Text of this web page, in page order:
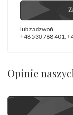
lub zadzwoń
+48 530 788 401,
Opinie